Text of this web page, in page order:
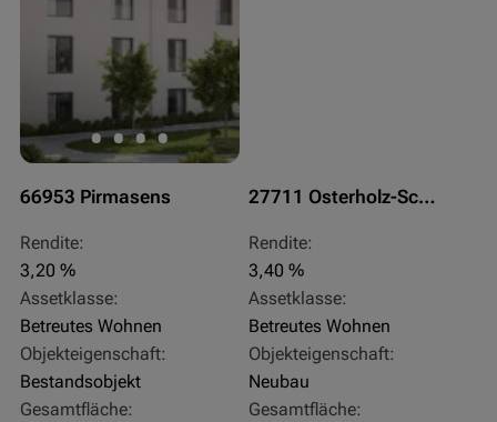
66953 Pirmasens
Rendite:
3,20 %
Assetklasse:
Betreutes Wohnen
Objekteigenschaft:
Bestandsobjekt
Gesamtfläche:
27711 Osterholz-Scharmbeck
Rendite:
3,40 %
Assetklasse:
Betreutes Wohnen
Objekteigenschaft:
Neubau
Gesamtfläche: